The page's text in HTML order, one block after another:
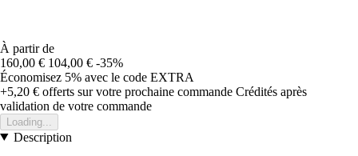
À partir de
160,00 € 104,00 € -35%
Économisez 5% avec le code EXTRA
+5,20 € offerts sur votre prochaine commande Crédités après
validation de votre commande
Loading...
Description